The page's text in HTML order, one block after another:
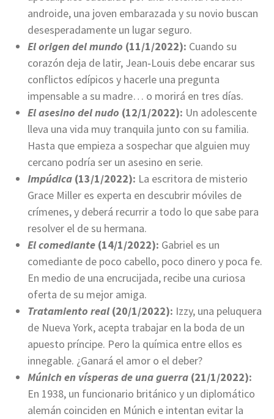
androide, una joven embarazada y su novio buscan
desesperadamente un lugar seguro.
El origen del mundo (11/1/2022): Cuando su
corazón deja de latir, Jean‑Louis debe encarar sus
conflictos edípicos y hacerle una pregunta
impensable a su madre… o morirá en tres días.
El asesino del nudo (12/1/2022): Un adolescente
lleva una vida muy tranquila junto con su familia.
Hasta que empieza a sospechar que alguien muy
cercano podría ser un asesino en serie.
Impúdica (13/1/2022): La escritora de misterio
Grace Miller es experta en descubrir móviles de
crímenes, y deberá recurrir a todo lo que sabe para
resolver el de su hermana.
El comediante (14/1/2022): Gabriel es un
comediante de poco cabello, poco dinero y poca fe.
En medio de una encrucijada, recibe una curiosa
oferta de su mejor amiga.
Tratamiento real (20/1/2022): Izzy, una peluquera
de Nueva York, acepta trabajar en la boda de un
apuesto príncipe. Pero la química entre ellos es
innegable. ¿Ganará el amor o el deber?
Múnich en vísperas de una guerra (21/1/2022):
En 1938, un funcionario británico y un diplomático
alemán coinciden en Múnich e intentan evitar la